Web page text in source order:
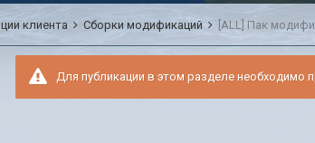
клиента Сборки модификаций [ALL] Пак
Для публикации в этом разделе необходимо